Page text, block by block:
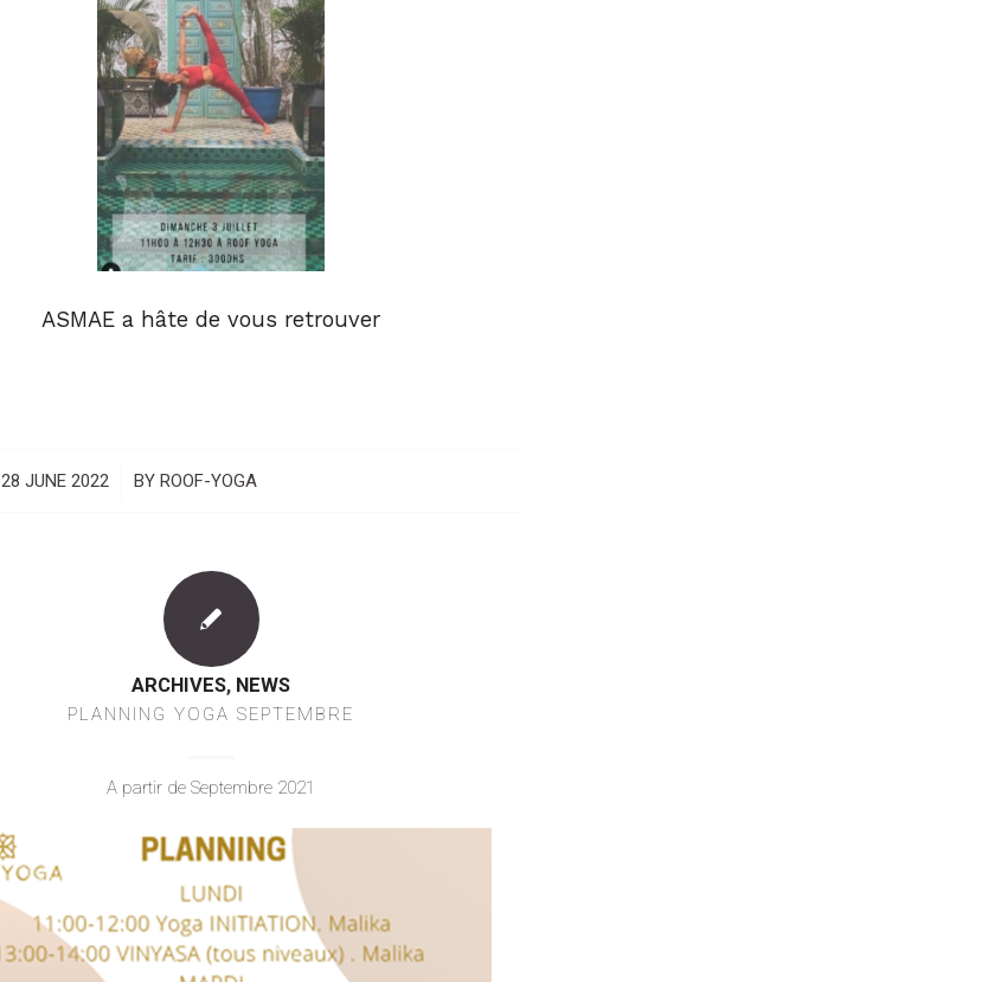
ASMAE a hâte de vous retrouver
28 JUNE 2022
/ BY ROOF-YOGA
ARCHIVES, NEWS
PLANNING YOGA SEPTEMBRE
A partir de Septembre 2021